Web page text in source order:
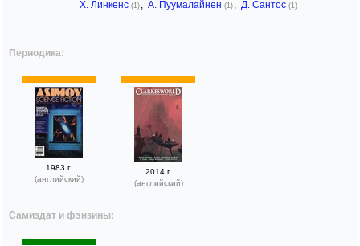
Х. Линкенс (1) А. Пуумалайнен (1) Д. Сантос (1)
Периодика:
1983 г.
(английский)
2014 г.
(английский)
Самиздат и фэнзины: